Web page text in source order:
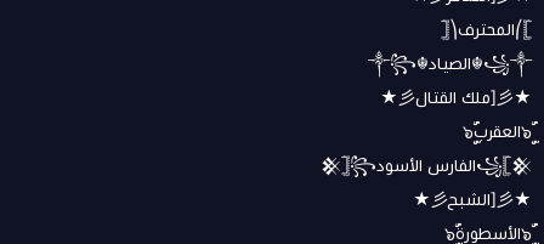
𓊈⎛المحترف⎞𓊉
꧁༒☬الصياد☬༒꧂
★彡[ملك القتال彡★
๖ۣۜالعقرب๖ۣۜ
꧁𓊈𒆜الفارس الأسود𒆜𓊉꧂
★彡[الشبح彡★
๖ۣۜالأسطورة๖ۣۜ